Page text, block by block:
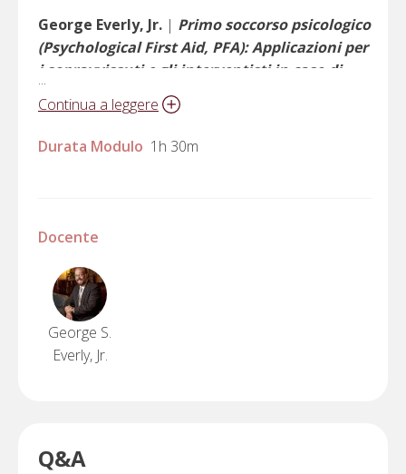
George Everly, Jr. | Primo soccorso psicologico
(Psychological First Aid, PFA): Applicazioni per
i sopravvissuti e gli interventisti in caso di
...
Continua a leggere
Durata Modulo 1h 30m
Docente
George S.
Everly, Jr.
Q&A